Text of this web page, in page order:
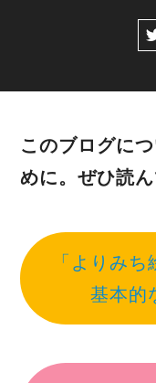
このブログに
めに。ぜひ読ん
「よりみ
基本的